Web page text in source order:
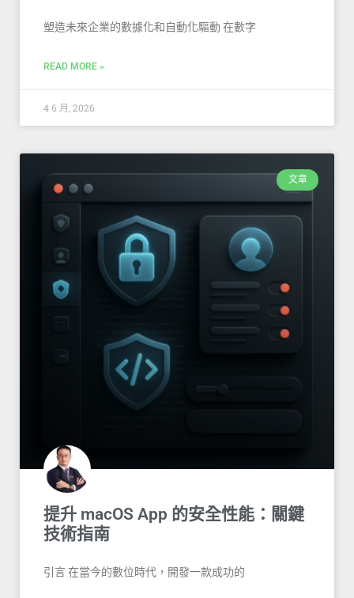
塑造未來企業的數據化和自動化驅動 在數字
READ MORE »
4 6 月, 2026
文章
提升 macOS App 的安全性能：關鍵
技術指南
引言 在當今的數位時代，開發一款成功的